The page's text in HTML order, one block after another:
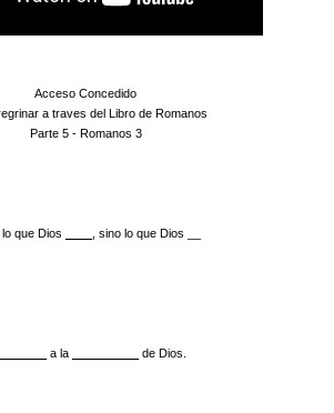
Acceso Concedido
a traves del Libro de Romanos
Parte 5 - Romanos 3
que Dios , sino lo que Dios __
a la de Dios.